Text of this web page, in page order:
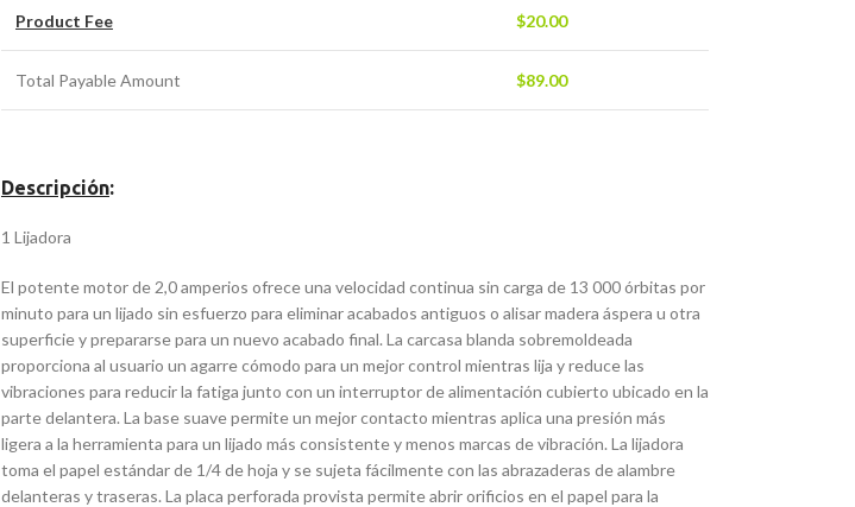
Product Fee $20.00
Total Payable Amount $89.00
Descripción:
1 Lijadora
El potente motor de 2,0 amperios ofrece una velocidad continua sin carga de 13 000 órbitas por
minuto para un lijado sin esfuerzo para eliminar acabados antiguos o alisar madera áspera u otra
superficie y prepararse para un nuevo acabado final. La carcasa blanda sobremoldeada
proporciona al usuario un agarre cómodo para un mejor control mientras lija y reduce las
vibraciones para reducir la fatiga junto con un interruptor de alimentación cubierto ubicado en la
parte delantera. La base suave permite un mejor contacto mientras aplica una presión más
ligera a la herramienta para un lijado más consistente y menos marcas de vibración. La lijadora
toma el papel estándar de 1/4 de hoja y se sujeta fácilmente con las abrazaderas de alambre
delanteras y traseras. La placa perforada provista permite abrir orificios en el papel para la